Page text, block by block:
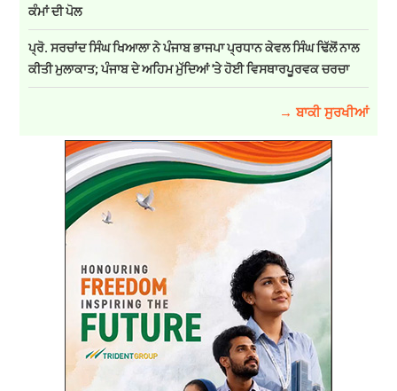
ਕੰਮਾਂ ਦੀ ਪੋਲ
ਪ੍ਰੋ. ਸਰਚਾਂਦ ਸਿੰਘ ਖਿਆਲਾ ਨੇ ਪੰਜਾਬ ਭਾਜਪਾ ਪ੍ਰਧਾਨ ਕੇਵਲ ਸਿੰਘ ਢਿੱਲੋਂ ਨਾਲ
ਕੀਤੀ ਮੁਲਾਕਾਤ; ਪੰਜਾਬ ਦੇ ਅਹਿਮ ਮੁੱਦਿਆਂ 'ਤੇ ਹੋਈ ਵਿਸਥਾਰਪੂਰਵਕ ਚਰਚਾ
→ ਬਾਕੀ ਸੁਰਖੀਆਂ